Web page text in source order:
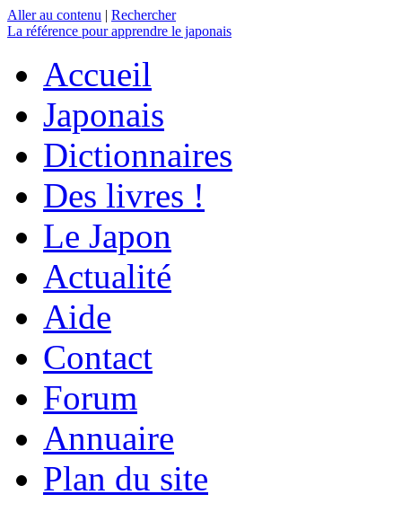
Aller au contenu | Rechercher
La référence pour apprendre le japonais
Accueil
Japonais
Dictionnaires
Des livres !
Le Japon
Actualité
Aide
Contact
Forum
Annuaire
Plan du site